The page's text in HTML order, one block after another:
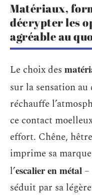
Matériaux,
décrypter les
agréable au
Le choix des
sur la sensation
réchauffe
ce contact
effort. Chêne,
imprime sa
l’escalier en métal
séduit par sa